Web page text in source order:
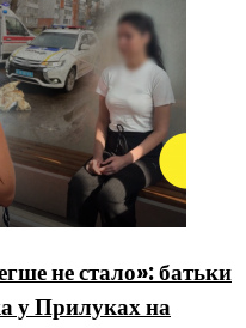
не стало»: батьки
у Прилуках на